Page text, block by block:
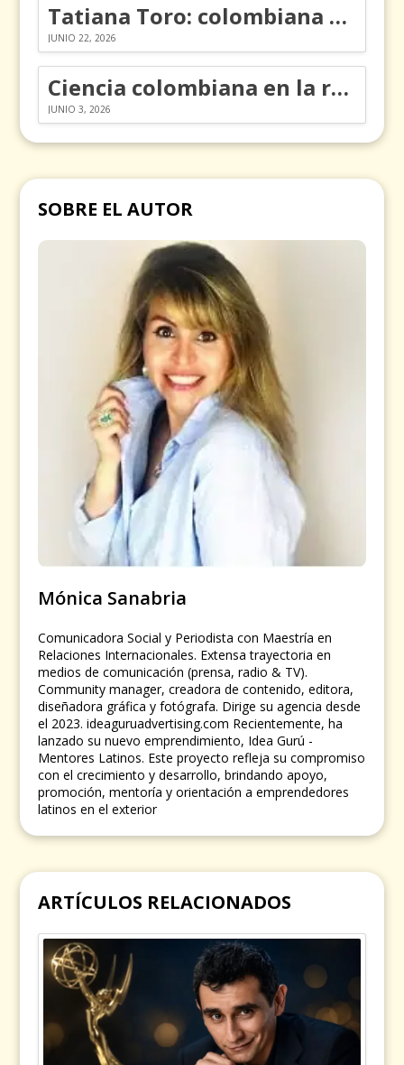
Tatiana Toro: colombiana que cambió la historia de las matemáticas
JUNIO 22, 2026
Ciencia colombiana en la revolución de los órganos en chips
JUNIO 3, 2026
SOBRE EL AUTOR
Mónica Sanabria
Comunicadora Social y Periodista con Maestría en
Relaciones Internacionales. Extensa trayectoria en
medios de comunicación (prensa, radio & TV).
Community manager, creadora de contenido, editora,
diseñadora gráfica y fotógrafa. Dirige su agencia desde
el 2023. ideaguruadvertising.com Recientemente, ha
lanzado su nuevo emprendimiento, Idea Gurú -
Mentores Latinos. Este proyecto refleja su compromiso
con el crecimiento y desarrollo, brindando apoyo,
promoción, mentoría y orientación a emprendedores
latinos en el exterior
ARTÍCULOS RELACIONADOS